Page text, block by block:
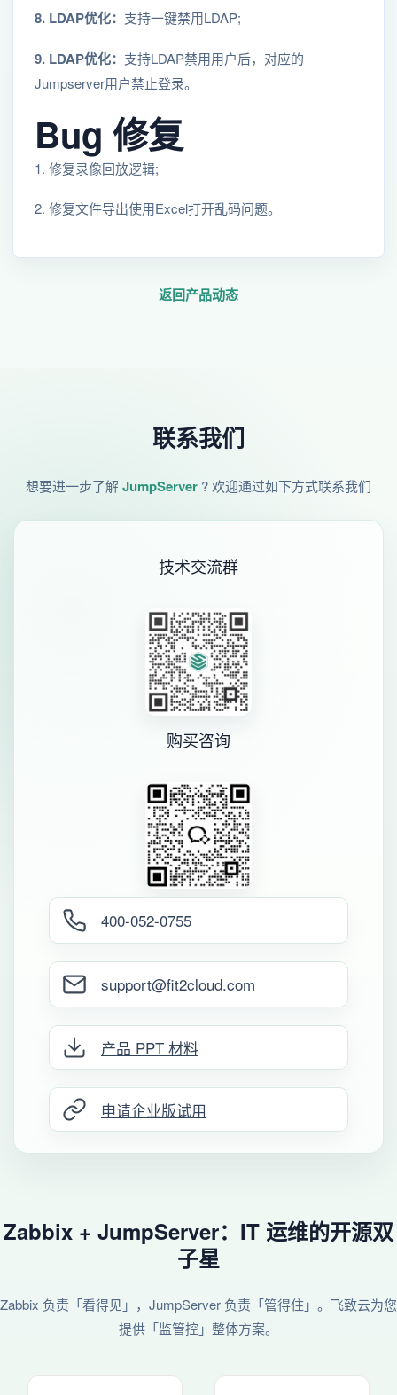
8. LDAP优化： 支持一键禁用LDAP;
9. LDAP优化： 支持LDAP禁用用户后，对应的
Jumpserver用户禁止登录。
Bug 修复
1. 修复录像回放逻辑;
2. 修复文件导出使用Excel打开乱码问题。
返回产品动态
联系我们
想要进一步了解JumpServer ? 欢迎通过如下方式联系我们
技术交流群
购买咨询
400-052-0755
support@fit2cloud.com
产品 PPT 材料
申请企业版试用
Zabbix + JumpServer：IT 运维的开源双
子星
Zabbix 负责「看得见」，JumpServer 负责「管得住」。飞致云为您
提供「监管控」整体方案。